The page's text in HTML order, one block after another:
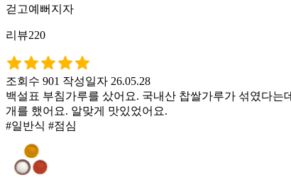
걷고예뻐지자
리뷰220
조회수 901 작성일자 26.05.28
백설표 부침가루를 샀어요. 국내산 찹쌀가루가 섞였다
개를 했어요. 알맞게 맛있었어요.
#일반식 #점심